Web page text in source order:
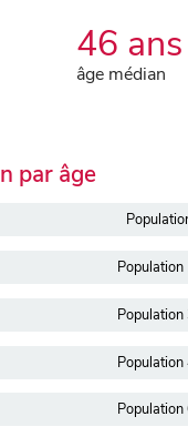
46 ans
âge médian
par âge